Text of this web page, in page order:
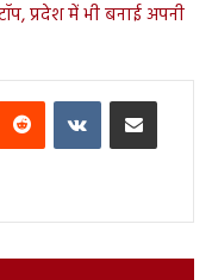
प्रदेश में भी बनाई अपनी
Reddit VKontakteShare via Email